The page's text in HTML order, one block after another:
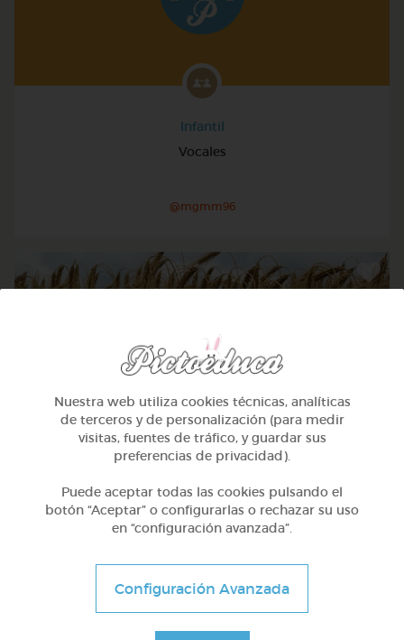
Infantil
Vocales
@mgmm96
Otros
Sílabas trabadas
@Webparaelespanol
Nuestra web utiliza cookies técnicas, analíticas
de terceros y de personalización (para medir
visitas, fuentes de tráfico, y guardar sus
preferencias de privacidad).
Puede aceptar todas las cookies pulsando el
botón “Aceptar” o configurarlas o rechazar su uso
en “configuración avanzada”.
Configuración Avanzada